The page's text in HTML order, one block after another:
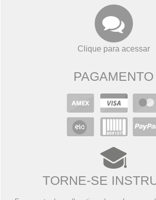
Clique para acessar
PAGAMENTO
TORNE-SE